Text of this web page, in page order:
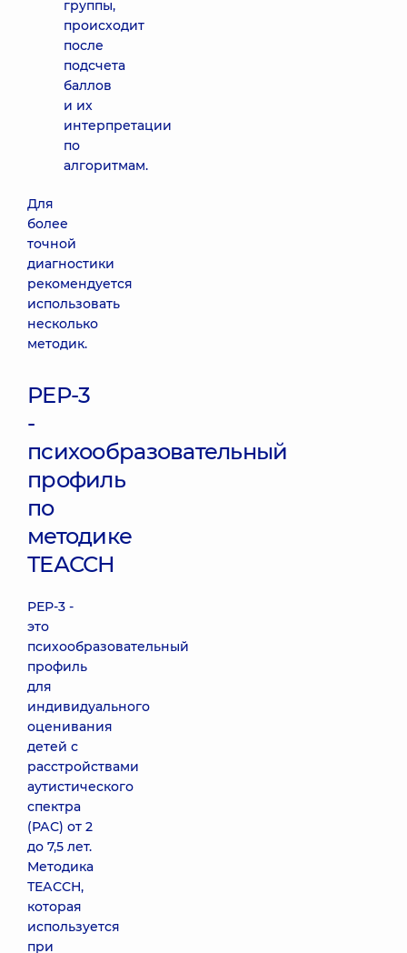
группы,
происходит
после
подсчета
баллов
и их
интерпретации
по
алгоритмам.
Для
более
точной
диагностики
рекомендуется
использовать
несколько
методик.
РЕР-3
-
психообразовательный
профиль
по
методике
ТЕАССН
РЕР-3 -
это
психообразовательный
профиль
для
индивидуального
оценивания
детей с
расстройствами
аутистического
спектра
(РАС) от 2
до 7,5 лет.
Методика
ТЕАССН,
которая
используется
при